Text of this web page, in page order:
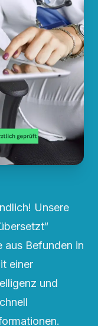
Unsere
aus Befunden in
einer
und